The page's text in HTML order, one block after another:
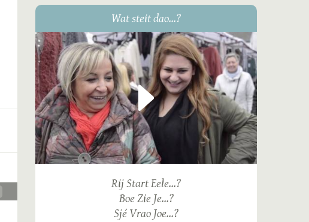
Wat steit dao...?
Rij Start Eele...?
Boe Zie Je...?
Sjé Vrao Joe...?